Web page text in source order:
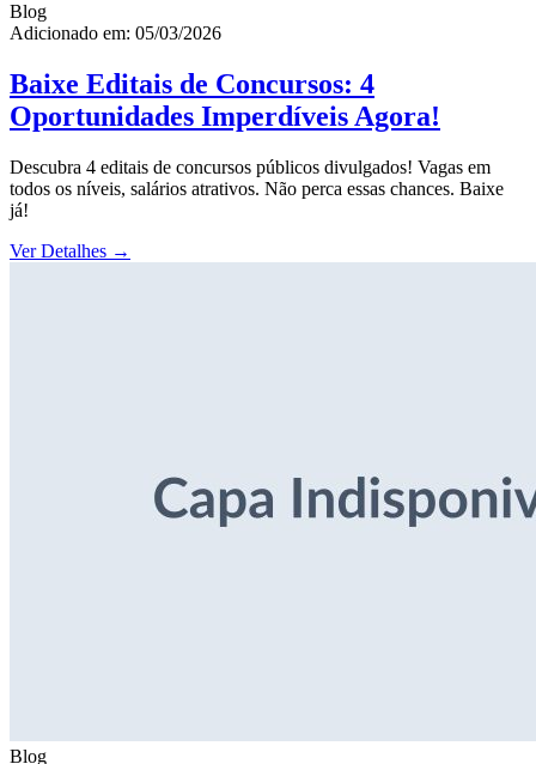
Blog
Adicionado em: 05/03/2026
Baixe Editais de Concursos: 4
Oportunidades Imperdíveis Agora!
Descubra 4 editais de concursos públicos divulgados! Vagas em
todos os níveis, salários atrativos. Não perca essas chances. Baixe
já!
Ver Detalhes →
Blog